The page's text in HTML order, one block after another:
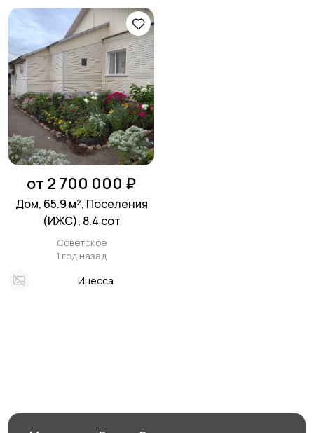
от 2 700 000 ₽
Дом, 65.9 м², Поселения
(ИЖС), 8.4 сот
Советское
1 год назад
Инесса